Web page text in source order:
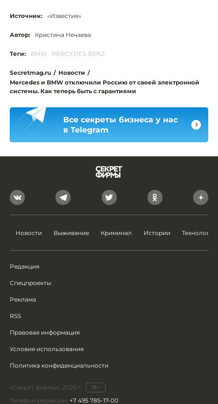
Источник: «Известия»
Автор: Кристина Нечаева
Теги: BMW MERCEDES-BENZ
Secretmag.ru / Новости /
Mercedes и BMW отключили Россию от своей электронной
системы. Как теперь быть с гарантиями
Все секреты бизнеса у нас
в Telegram
Новости Выживание Криминал Истории Технологии
Редакция
Спецпроекты
Реклама
RSS
Правовая информация
Условия использования
Политика конфиденциальности
«Секрет фирмы», 2026 г.
18+
Телефон редакции: +7 495 785-17-00